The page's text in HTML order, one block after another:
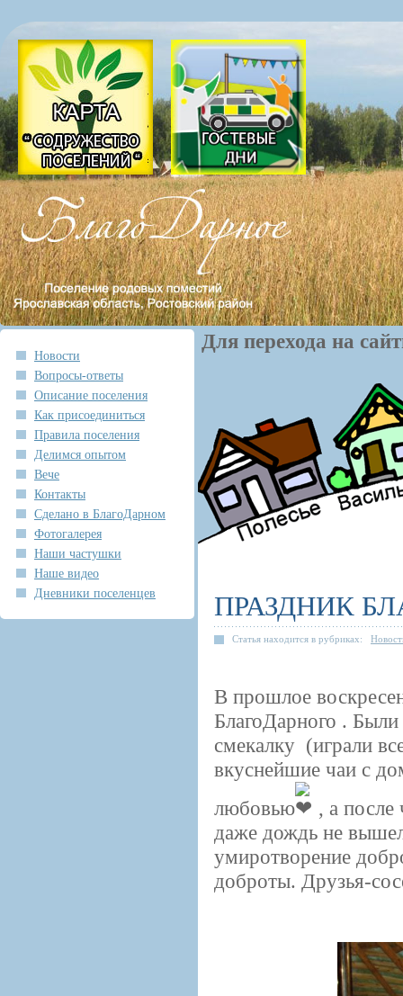
Новости
Вопросы-ответы
Описание поселения
Как присоединиться
Правила поселения
Делимся опытом
Вече
Контакты
Сделано в БлагоДарном
Фотогалерея
Наши частушки
Наше видео
Дневники поселенцев
Для перехода на
ПРАЗДНИК
Статья находится в рубриках:
В прошлое
БлагоДарного . Были
смекалку (играли
вкуснейшие чаи с
любовью
, а
даже дождь не
умиротворение
доброты. Друзья-